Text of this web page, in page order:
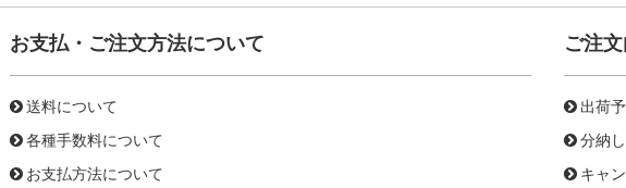
お支払・ご注文方法について
送料について
各種手数料について
お支払方法について
ご注
出荷
分納
キャ